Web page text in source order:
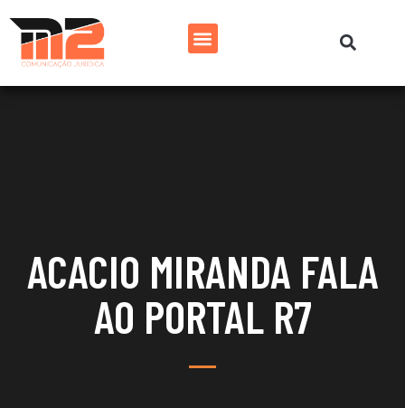
ACACIO MIRANDA FALA
AO PORTAL R7